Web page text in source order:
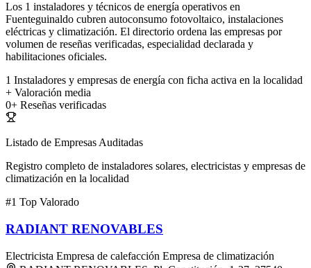
Los 1 instaladores y técnicos de energía operativos en
Fuenteguinaldo cubren autoconsumo fotovoltaico, instalaciones
eléctricas y climatización. El directorio ordena las empresas por
volumen de reseñas verificadas, especialidad declarada y
habilitaciones oficiales.
1 Instaladores y empresas de energía con ficha activa en la localidad
+ Valoración media
0+ Reseñas verificadas
Listado de Empresas Auditadas
Registro completo de instaladores solares, electricistas y empresas de
climatización en la localidad
#1 Top Valorado
RADIANT RENOVABLES
Electricista Empresa de calefacción Empresa de climatización